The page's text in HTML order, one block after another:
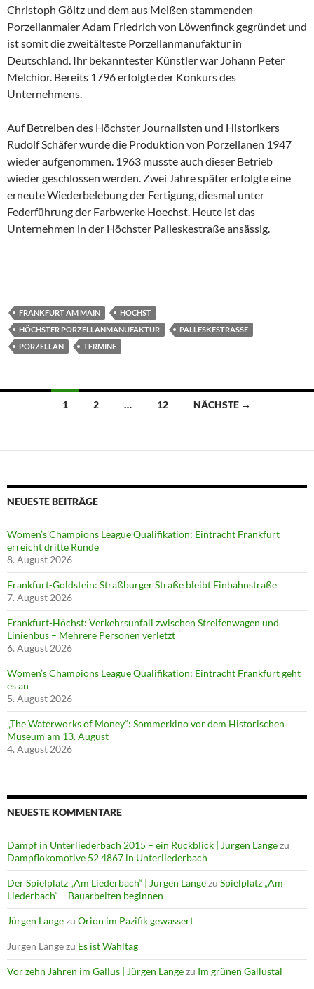
Christoph Göltz und dem aus Meißen stammenden
Porzellanmaler Adam Friedrich von Löwenfinck gegründet und
ist somit die zweitälteste Porzellanmanufaktur in
Deutschland. Ihr bekanntester Künstler war Johann Peter
Melchior. Bereits 1796 erfolgte der Konkurs des
Unternehmens.
Auf Betreiben des Höchster Journalisten und Historikers
Rudolf Schäfer wurde die Produktion von Porzellanen 1947
wieder aufgenommen. 1963 musste auch dieser Betrieb
wieder geschlossen werden. Zwei Jahre später erfolgte eine
erneute Wiederbelebung der Fertigung, diesmal unter
Federführung der Farbwerke Hoechst. Heute ist das
Unternehmen in der Höchster Palleskestraße ansässig.
FRANKFURT AM MAIN
HÖCHST
HÖCHSTER PORZELLANMANUFAKTUR
PALLESKESTRASSE
PORZELLAN
TERMINE
Beitragsnavigation
1 2 … 12 NÄCHSTE →
NEUESTE BEITRÄGE
Women’s Champions League Qualifikation: Eintracht Frankfurt
erreicht dritte Runde
8. August 2026
Frankfurt-Goldstein: Straßburger Straße bleibt Einbahnstraße
7. August 2026
Frankfurt-Höchst: Verkehrsunfall zwischen Streifenwagen und
Linienbus – Mehrere Personen verletzt
6. August 2026
Women’s Champions League Qualifikation: Eintracht Frankfurt geht
es an
5. August 2026
„The Waterworks of Money“: Sommerkino vor dem Historischen
Museum am 13. August
4. August 2026
NEUESTE KOMMENTARE
Dampf in Unterliederbach 2015 – ein Rückblick | Jürgen Langezu
Dampflokomotive 52 4867 in Unterliederbach
Der Spielplatz „Am Liederbach“ | Jürgen Langezu Spielplatz „Am
Liederbach“ – Bauarbeiten beginnen
Jürgen Langezu Orion im Pazifik gewassert
Jürgen Langezu Es ist Wahltag
Vor zehn Jahren im Gallus | Jürgen Langezu Im grünen Gallustal